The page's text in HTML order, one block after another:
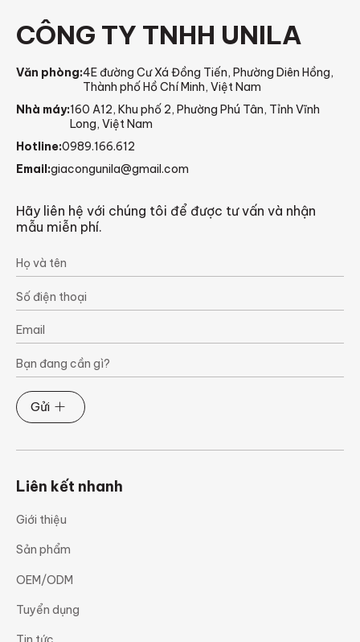
CÔNG TY TNHH UNILA
Văn phòng:4E đường Cư Xá Đồng Tiến, Phường Diên Hồng,
Thành phố Hồ Chí Minh, Việt Nam
Nhà máy:160 A12, Khu phố 2, Phường Phú Tân, Tỉnh Vĩnh
Long, Việt Nam
Hotline:0989.166.612
Email:giacongunila@gmail.com
Hãy liên hệ với chúng tôi để được tư vấn và nhận
mẫu miễn phí.
Gửi
Liên kết nhanh
Giới thiệu
Sản phẩm
OEM/ODM
Tuyển dụng